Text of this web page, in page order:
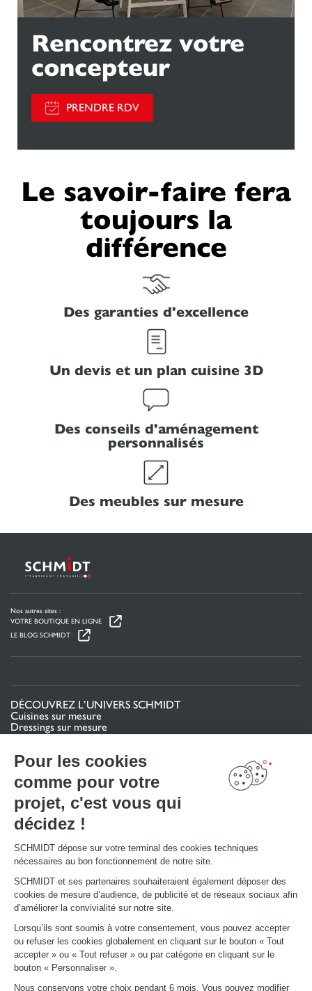
Pour les cookies
comme pour votre
projet, c'est vous qui
décidez !
SCHMIDT dépose sur votre terminal des cookies techniques
nécessaires au bon fonctionnement de notre site.
SCHMIDT et ses partenaires souhaiteraient également déposer des
cookies de mesure d’audience, de publicité et de réseaux sociaux afin
d’améliorer la convivialité sur notre site.
Lorsqu’ils sont soumis à votre consentement, vous pouvez accepter
ou refuser les cookies globalement en cliquant sur le bouton « Tout
accepter » ou « Tout refuser » ou par catégorie en cliquant sur le
bouton « Personnaliser ».
Nous conservons votre choix pendant 6 mois. Vous pouvez modifier
Rencontrez votre
concepteur
PRENDRE RDV
Le savoir-faire fera
toujours la
différence
Des garanties d'excellence
Un devis et un plan cuisine 3D
Des conseils d'aménagement
personnalisés
Des meubles sur mesure
Nos autres sites :
VOTRE BOUTIQUE EN LIGNE
LE BLOG SCHMIDT
DÉCOUVREZ L’UNIVERS SCHMIDT
Cuisines sur mesure
Dressings sur mesure
Meubles et rangements sur mesure
Schmidt pour les pros
VOTRE PROJET
Mon espace projet
Configurer en 3D
Nous contacter
Trouver mon magasin
Le club by Schmidt
PRENDRE RENDEZ-VOUS
LIENS UTILES
Promotions
Fiches produits
Guides de pose et d’entretien
Consulter notre catalogue